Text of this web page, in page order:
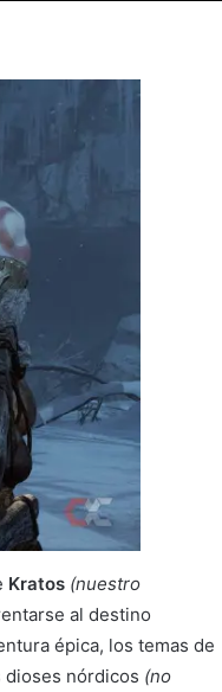
Kratos(nuestro
al destino
épica, los temas de
dioses nórdicos (no